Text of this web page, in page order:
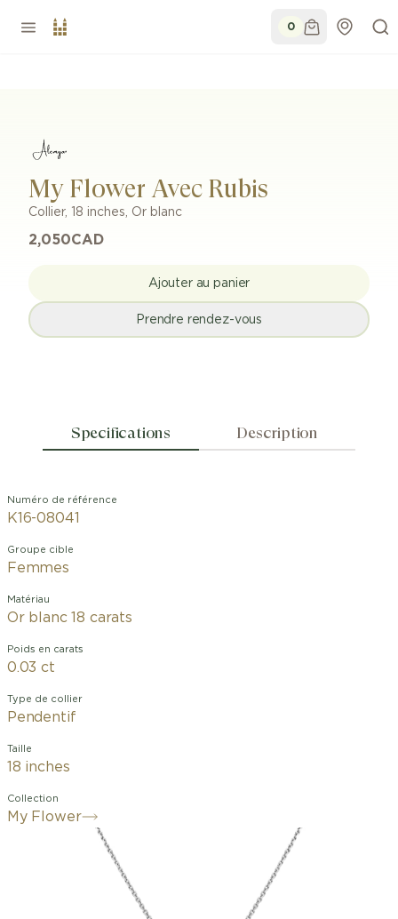
0
My Flower Avec Rubis
Collier, 18 inches, Or blanc
2,050CAD
Ajouter au panier
Prendre rendez-vous
Specifications Description
Numéro de référence
K16-08041
Groupe cible
Femmes
Matériau
Or blanc 18 carats
Poids en carats
0.03 ct
Type de collier
Pendentif
Taille
18 inches
Collection
My Flower